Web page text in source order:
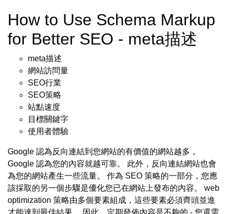
How to Use Schema Markup
for Better SEO - meta描述
meta描述
網站訪問量
SEO行業
SEO策略
站點速度
目標關鍵字
使用者體驗
Google 認為反向連結到您網站的有價值的網站越多，
Google 認為您的內容就越可靠。 此外，反向連結網站也會
為您的網站產生一些流量。 作為 SEO 策略的一部分，您應
該採取的另一個步驟是優化您已在網站上發布的內容。 web
optimization 策略由多個要素組成，這些要素必須齊頭並進
才能達到最佳結果。 因此，定期發佈內容是不夠的 - 您還需